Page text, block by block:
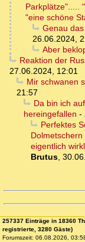
Parkplätze".....
"eine schöne
Genau
26.06.2024,
Aber
Reaktion der
27.06.2024, 12:01
Mir schwanen
21:57
Da bin ich
hereingefallen -
Perfektes
eigentlich
Brutus,
257337 Einträge in 18360
registrierte, 3280 Gäste)
Forumszeit: 06.08.2026,